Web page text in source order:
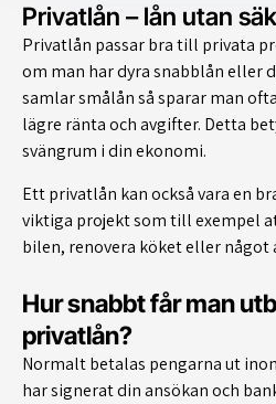
Privatlån – lån utan
Privatlån passar bra till privata
om man har dyra snabblån eller
samlar smålån så sparar man
lägre ränta och avgifter. Detta
svängrum i din ekonomi.
Ett privatlån kan också vara en
viktiga projekt som till exempel
bilen, renovera köket eller något
Hur snabbt får man
privatlån?
Normalt betalas pengarna ut
har signerat din ansökan och